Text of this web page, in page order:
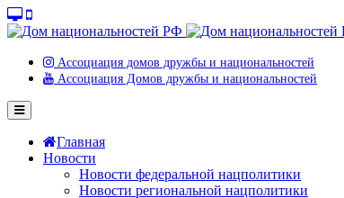
Ассоциация домов дружбы и национальностей
Ассоциация Домов дружбы и национальностей
Главная
Новости
Новости федеральной нацполитики
Новости региональной нацполитики